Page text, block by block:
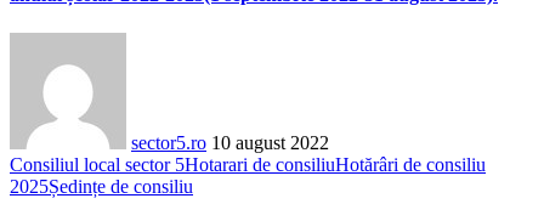
sector5.ro 10 august 2022
Consiliul local sector 5Hotarari de consiliuHotărâri de consiliu
2025Ședințe de consiliu